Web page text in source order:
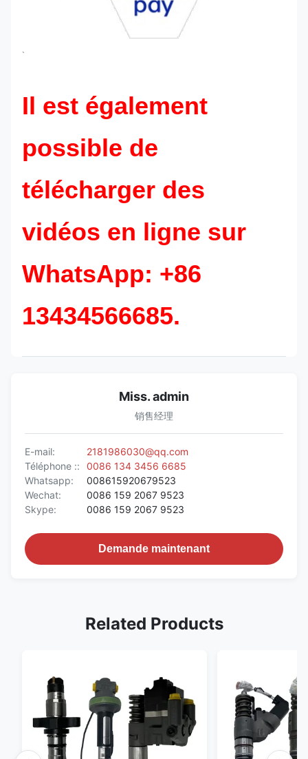
`
Il est également
possible de
télécharger des
vidéos en ligne sur
WhatsApp: +86
13434566685.
Miss. admin
销售经理
E-mail:
2181986030@qq.com
Téléphone ::
0086 134 3456 6685
Whatsapp:
008615920679523
Wechat:
0086 159 2067 9523
Skype:
0086 159 2067 9523
Demande maintenant
Related Products